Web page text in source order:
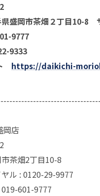
盛岡市茶畑２丁目10-8
9777
9333
https://daikichi-
岡店
茶畑2丁目10-8
ル : 0120-29-9977
601-9777